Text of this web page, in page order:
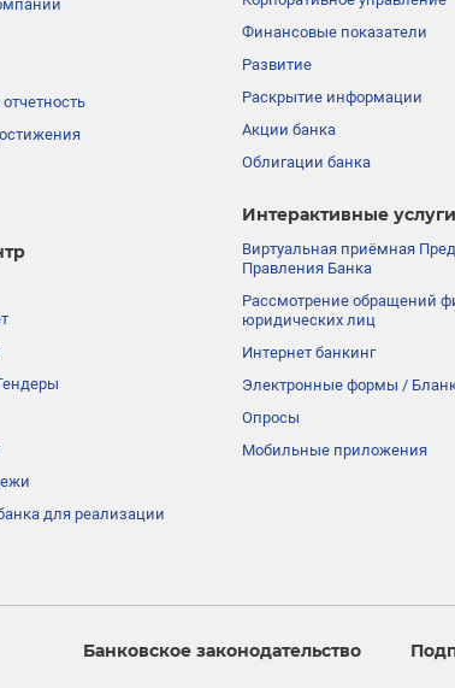
для реализации
Финансовые показатели
Развитие
Раскрытие информации
Акции банка
Облигации банка
Интерактивные услуги
Виртуальная приёмная
Правления Банка
Рассмотрение обращений
юридических лиц
Интернет банкинг
Электронные формы /
Опросы
Мобильные приложения
Банковское законодательство